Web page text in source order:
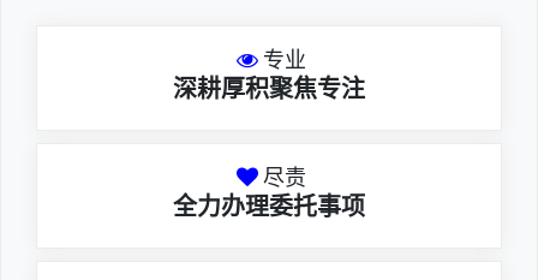
专业
深耕厚积聚焦专注
尽责
全力办理委托事项